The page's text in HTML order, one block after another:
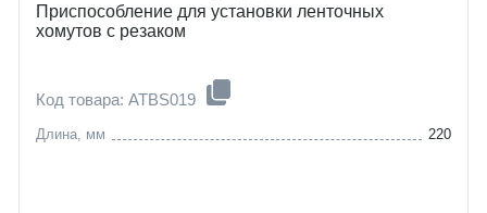
Приспособление для установки ленточных
хомутов с резаком
Код товара: ATBS019
Длина, мм 220